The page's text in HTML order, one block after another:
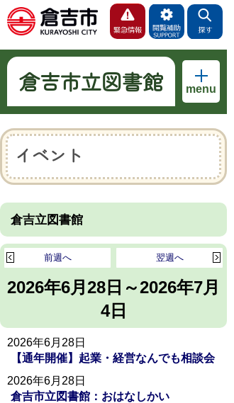
倉吉市立図書館 menu
イベント
倉吉立図書館
2026年6月28日～2026年7月
4日
翌週へ
前週へ
2026年6月28日
【通年開催】起業・経営なんでも相談会
2026年6月28日
倉吉市立図書館：おはなしかい